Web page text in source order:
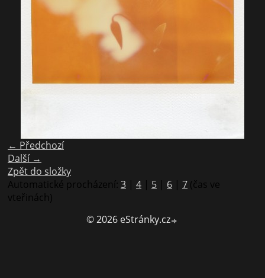
← Předchozí
Další →
Zpět do složky
Automatické procházení: 3 | 4 | 5 | 6 | 7 (čas ve
vteřinách)
© 2026 eStránky.cz